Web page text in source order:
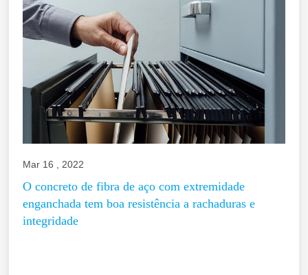
Mar 16 , 2022
O concreto de fibra de aço com extremidade
enganchada tem boa resistência a rachaduras e
integridade